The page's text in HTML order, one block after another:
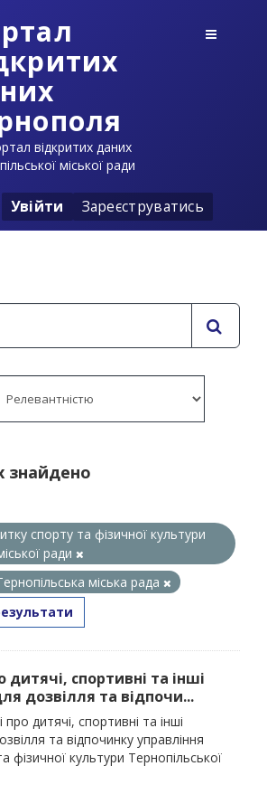
відкритих даних
міської ради
Увійти Зареєструватись
знайдено
спорту та фізичної культури
ради
міська рада
дитячі, спортивні та інші
дозвілля та відпочи...
про дитячі, спортивні та інші
та відпочинку управління
фізичної культури Тернопільської